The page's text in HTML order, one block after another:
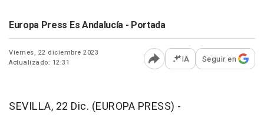
Europa Press Es Andalucía - Portada
Viernes, 22 diciembre 2023
Actualizado: 12:31
Abrir opciones para
IA Seguir en
SEVILLA, 22 Dic. (EUROPA PRESS) -